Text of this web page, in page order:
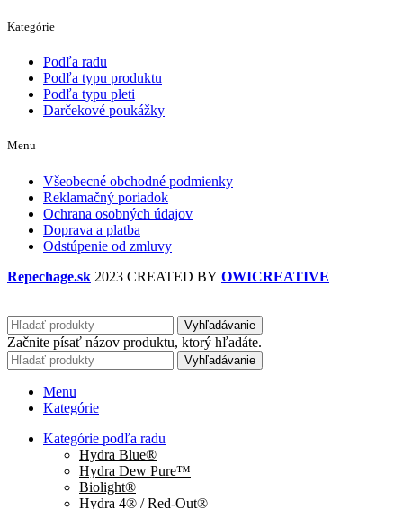
Kategórie
Podľa radu
Podľa typu produktu
Podľa typu pleti
Darčekové poukážky
Menu
Všeobecné obchodné podmienky
Reklamačný poriadok
Ochrana osobných údajov
Doprava a platba
Odstúpenie od zmluvy
Repechage.sk 2023 CREATED BY OWICREATIVE
Vyhľadávanie
Začnite písať názov produktu, ktorý hľadáte.
Vyhľadávanie
Menu
Kategórie
Kategórie podľa radu
Hydra Blue®
Hydra Dew Pure™
Biolight®
Hydra 4® / Red-Out®